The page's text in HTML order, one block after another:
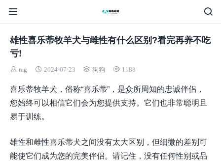
雄性喜乐蒂牧羊犬与雌性有什么区别?看完再养不吃
亏!
mg 2024-07-23 狗狗 1188
喜乐蒂牧羊犬，俗称“喜乐蒂”，是众所周知的忠诚伴侣，
您始终可以相信它们会为您提供支持。它们也非常聪明且
易于训练。
雄性和雌性喜乐蒂犬之间没有太大区别，但细微的差别可
能使它们成为您的完美伴侣。请记住，没有任何性别或品